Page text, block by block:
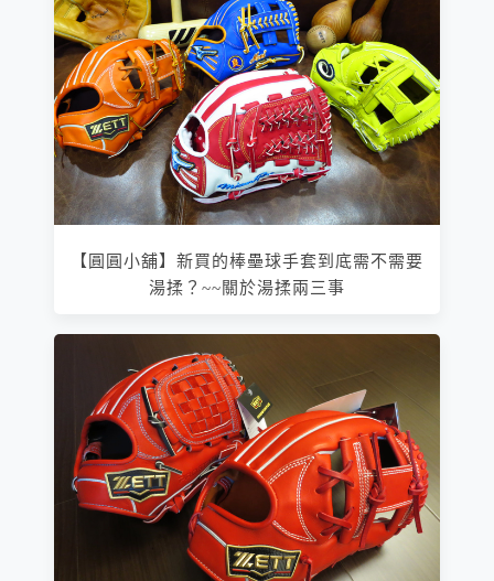
【圓圓小舖】新買的棒壘球手套到底需不需要
湯揉？~~關於湯揉兩三事